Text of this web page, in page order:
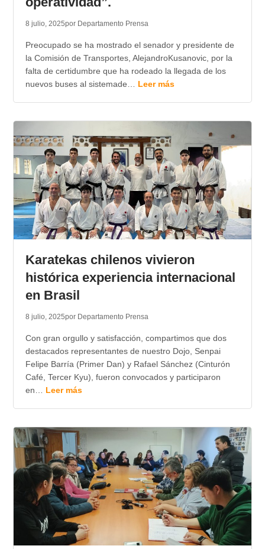
8 julio, 2025por Departamento Prensa
Preocupado se ha mostrado el senador y presidente de
la Comisión de Transportes, AlejandroKusanovic, por la
falta de certidumbre que ha rodeado la llegada de los
nuevos buses al sistemade… Leer más
Karatekas chilenos vivieron
histórica experiencia internacional
en Brasil
8 julio, 2025por Departamento Prensa
Con gran orgullo y satisfacción, compartimos que dos
destacados representantes de nuestro Dojo, Senpai
Felipe Barría (Primer Dan) y Rafael Sánchez (Cinturón
Café, Tercer Kyu), fueron convocados y participaron
en… Leer más